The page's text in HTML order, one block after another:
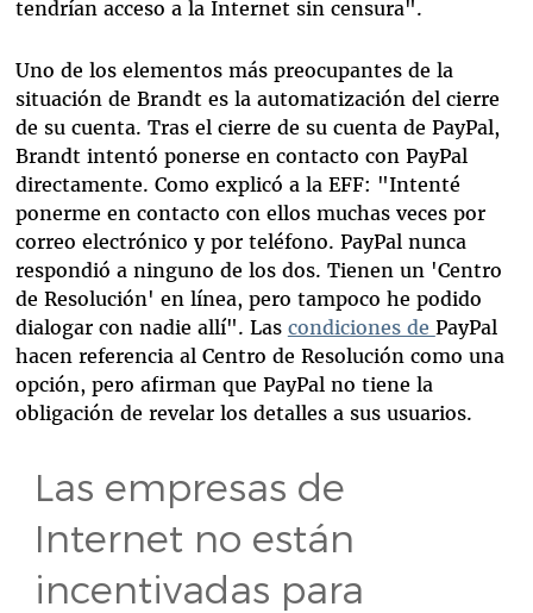
tendrían acceso a la Internet sin censura".
Uno de los elementos más preocupantes de la
situación de Brandt es la automatización del cierre
de su cuenta. Tras el cierre de su cuenta de PayPal,
Brandt intentó ponerse en contacto con PayPal
directamente. Como explicó a la EFF: "Intenté
ponerme en contacto con ellos muchas veces por
correo electrónico y por teléfono. PayPal nunca
respondió a ninguno de los dos. Tienen un 'Centro
de Resolución' en línea, pero tampoco he podido
dialogar con nadie allí". Las condiciones de PayPal
hacen referencia al Centro de Resolución como una
opción, pero afirman que PayPal no tiene la
obligación de revelar los detalles a sus usuarios.
Las empresas de
Internet no están
incentivadas para